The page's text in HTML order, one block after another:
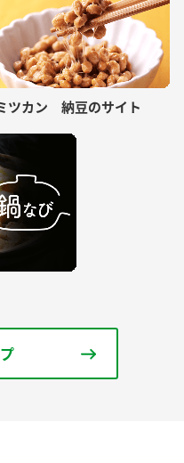
ツカン 納豆のサイト